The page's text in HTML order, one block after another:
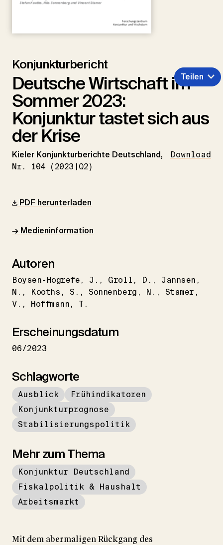
Konjunkturbericht
Deutsche Wirtschaft im
Sommer 2023:
Konjunktur tastet sich aus
der Krise
Kieler Konjunkturberichte Deutschland,
Nr. 104 (2023|Q2)
Download
Teilen
PDF herunterladen
→ Medieninformation
Autoren
Boysen-Hogrefe J. Groll D.
Jannsen
N.
Kooths S. Sonnenberg N.
Stamer
V.
Hoffmann T.
Erscheinungsdatum
06/2023
Schlagworte
Ausblick
Frühindikatoren
Konjunkturprognose
Stabilisierungspolitik
Mehr zum Thema
Konjunktur Deutschland
Fiskalpolitik & Haushalt
Arbeitsmarkt
Mit dem abermaligen Rückgang des